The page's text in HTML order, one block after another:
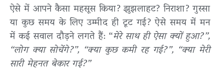
ऐसे में आपने कैसा महसूस किया? झुंझलाहट? निराशा? गुस्सा
या कुछ समय के लिए उम्मीद ही टूट गई? ऐसे समय में मन
में कई सवाल दौड़ने लगते हैं: “मेरे साथ ही ऐसा क्यों हुआ?”,
“लोग क्या सोचेंगे?”, “क्या कुछ कमी रह गई?”, “क्या मेरी
सारी मेहनत बेकार गई?”